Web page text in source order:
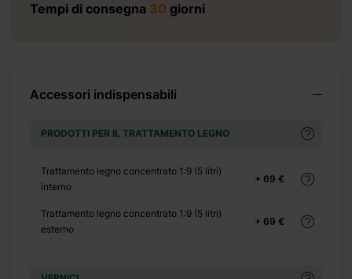
Tempi di consegna 30 giorni
Accessori indispensabili
PRODOTTI PER IL TRATTAMENTO LEGNO
+ 69 €
Trattamento legno concentrato 1:9 (5 litri)
interno
+ 69 €
Trattamento legno concentrato 1:9 (5 litri)
esterno
+ 250 €
+ 240 €